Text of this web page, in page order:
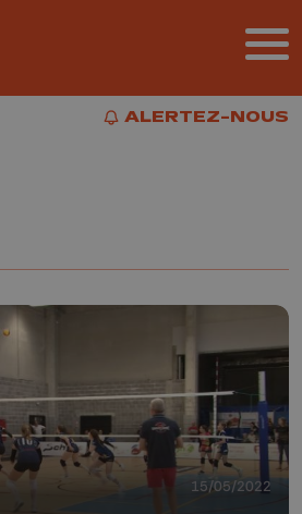
ALERTEZ-NOUS
ALERTEZ-NOUS
15/05/2022